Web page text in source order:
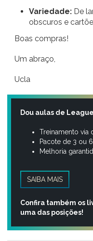
Variedade: De
obscuros e
Boas compras!
Um abraço,
Ucla
Dou aulas de
Treinamento via
Pacote de 3 ou
Melhoria
SAIBA MAIS
Confira também os
uma das posições!